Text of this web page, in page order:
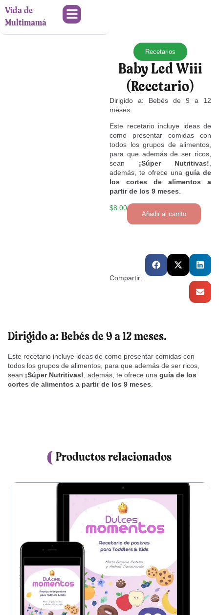
Vida de
Multimamá
Recetarios
Baby Led Wiii
(Recetario)
Dirigido a: Bebés de 9 a 12
meses.
Este recetario incluye ideas de
como presentar comidas con
todos los grupos de alimentos,
para que además de ser ricos,
sean ¡Súper Nutritivas!,
además, te ofrece una guía de
los cortes de alimentos a
partir de los 9 meses.
$8.00
Añadir al carrito
Compartir:
Dirigido a: Bebés de 9 a 12 meses.
Este recetario incluye ideas de como presentar comidas con
todos los grupos de alimentos, para que además de ser ricos,
sean ¡Súper Nutritivas! , además, te ofrece una guía de los
cortes de alimentos a partir de los 9 meses
Productos relacionados